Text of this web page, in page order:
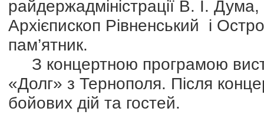
райдержадміністрації В. І.
Архієпископ Рівненський і
пам’ятник.
З концертною програмою
«Долг» з Тернополя. Після
бойових дій та гостей.